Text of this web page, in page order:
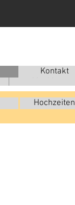
Contact
Kontakt
Hochzeiten